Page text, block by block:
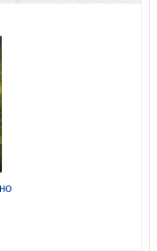
христианина